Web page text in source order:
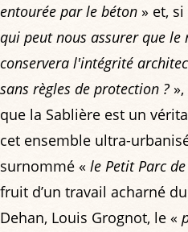
entourée par le béton » et,
qui peut nous assurer que le
conservera l'intégrité
sans règles de protection ?
que la Sablière est un
cet ensemble ultra-
surnommé « le Petit Parc
fruit d’un travail acharné
Dehan, Louis Grognot, le «